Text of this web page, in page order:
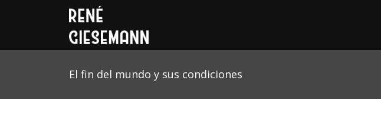
El fin del mundo y sus condiciones